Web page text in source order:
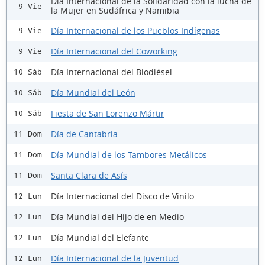
9 Vie
la Mujer en Sudáfrica y Namibia
9 Vie Día Internacional de los Pueblos Indígenas
9 Vie Día Internacional del Coworking
10 Sáb Día Internacional del Biodiésel
10 Sáb Día Mundial del León
10 Sáb Fiesta de San Lorenzo Mártir
11 Dom Día de Cantabria
11 Dom Día Mundial de los Tambores Metálicos
11 Dom Santa Clara de Asís
12 Lun Día Internacional del Disco de Vinilo
12 Lun Día Mundial del Hijo de en Medio
12 Lun Día Mundial del Elefante
12 Lun Día Internacional de la Juventud